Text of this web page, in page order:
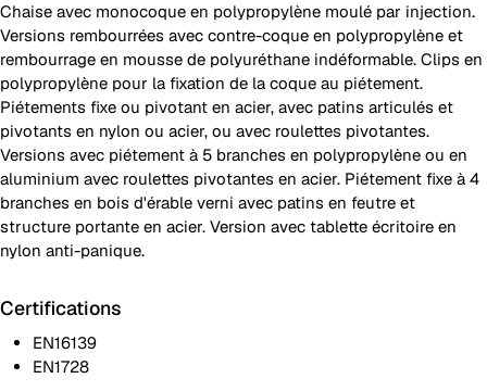
Chaise avec monocoque en polypropylène moulé par injection.
Versions rembourrées avec contre-coque en polypropylène et
rembourrage en mousse de polyuréthane indéformable. Clips en
polypropylène pour la fixation de la coque au piétement.
Piétements fixe ou pivotant en acier, avec patins articulés et
pivotants en nylon ou acier, ou avec roulettes pivotantes.
Versions avec piétement à 5 branches en polypropylène ou en
aluminium avec roulettes pivotantes en acier. Piétement fixe à 4
branches en bois d'érable verni avec patins en feutre et
structure portante en acier. Version avec tablette écritoire en
nylon anti-panique.
Certifications
EN16139
EN1728